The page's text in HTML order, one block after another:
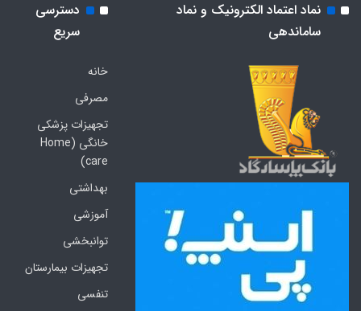
نماد اعتماد الکترونیک و نماد
ساماندهی
دسترسی
سریع
خانه
مصرفی
تجهیزات پزشکی
خانگی (Home
care)
بهداشتی
آموزشی
توانبخشی
تجهیزات بیمارستان
تنفسی